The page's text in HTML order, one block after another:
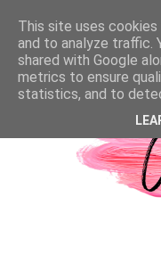
This site uses
and to analyze traffic.
shared with Google
metrics to ensure
statistics, and to